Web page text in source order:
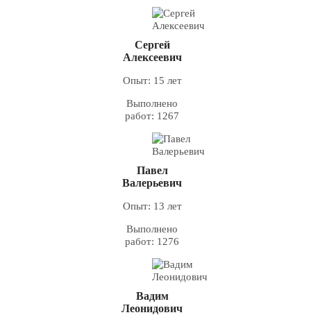
Сергей
Алексеевич
Опыт: 15 лет
Выполнено
работ: 1267
Павел
Валерьевич
Опыт: 13 лет
Выполнено
работ: 1276
Вадим
Леонидович